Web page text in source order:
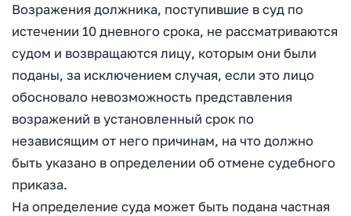
Возражения должника, поступившие в суд по
истечении 10 дневного срока, не рассматриваются
судом и возвращаются лицу, которым они были
поданы, за исключением случая, если это лицо
обосновало невозможность представления
возражений в установленный срок по
независящим от него причинам, на что должно
быть указано в определении об отмене судебного
приказа.
На определение суда может быть подана частная